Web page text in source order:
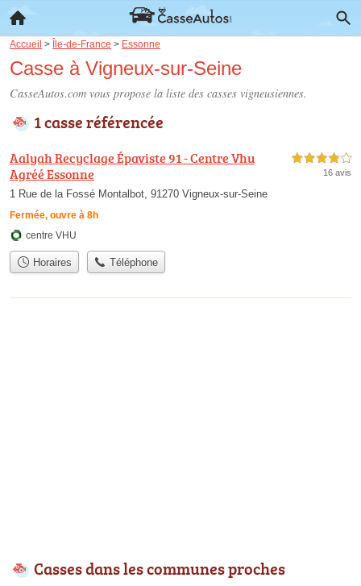
Accueil > Île-de-France > Essonne
Casse à Vigneux-sur-Seine
CasseAutos.com vous propose la liste des casses vigneusiennes.
1 casse référencée
Aalyah Recyclage Épaviste 91 - Centre Vhu
Agréé Essonne
1 Rue de la Fossé Montalbot, 91270 Vigneux-sur-Seine
Fermée, ouvre à 8h
4,0 étoiles sur 5
16 avis
centre VHU
Horaires Téléphone
Casses dans les communes proches